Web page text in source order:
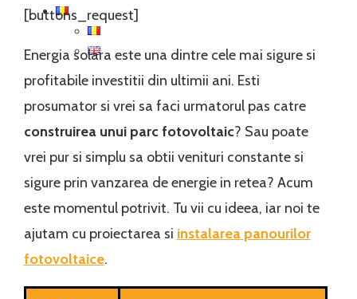
[buttons_request]
Energia solara este una dintre cele mai sigure si
profitabile investitii din ultimii ani. Esti
prosumator si vrei sa faci urmatorul pas catre
construirea unui parc fotovoltaic? Sau poate
vrei pur si simplu sa obtii venituri constante si
sigure prin vanzarea de energie in retea? Acum
este momentul potrivit. Tu vii cu ideea, iar noi te
ajutam cu proiectarea si instalarea panourilor
fotovoltaice.